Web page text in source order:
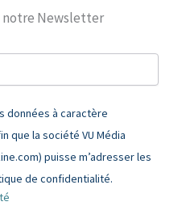
notre Newsletter
données à caractère
que la société VU Média
puisse m’adresser les
de confidentialité.